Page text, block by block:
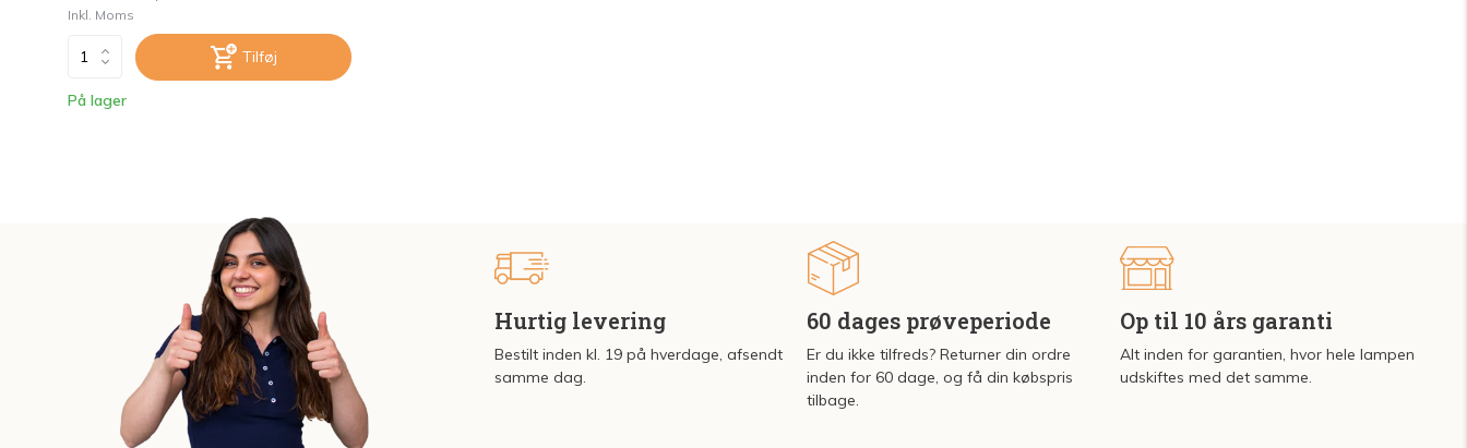
Inkl. Moms
Tilføj
På lager
Hurtig levering
Bestilt inden kl. 19 på hverdage, afsendt
samme dag.
60 dages prøveperiode
Er du ikke tilfreds? Returner din ordre
inden for 60 dage, og få din købspris
tilbage.
Op til 10 års garanti
Alt inden for garantien, hvor hele lampen
udskiftes med det samme.